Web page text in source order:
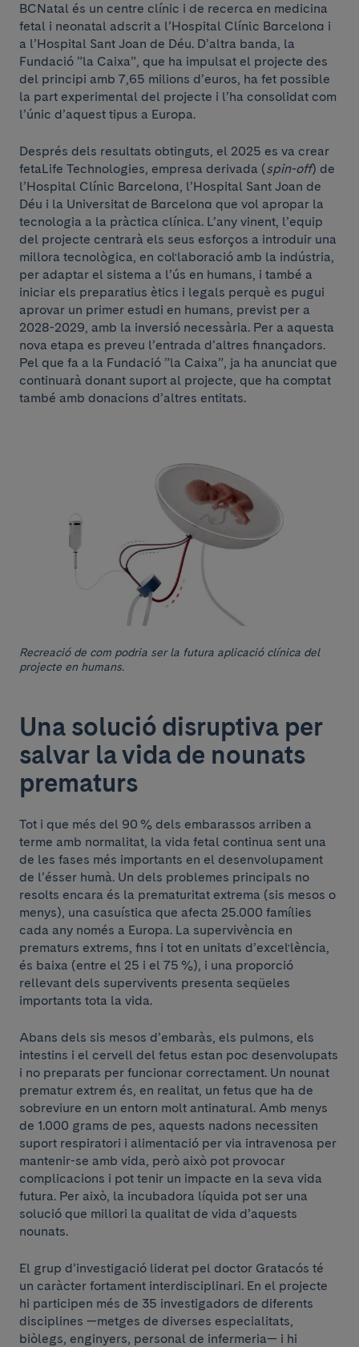
BCNatal és un centre clínic i de recerca en medicina
fetal i neonatal adscrit a l’Hospital Clínic Barcelona i
a l’Hospital Sant Joan de Déu. D’altra banda, la
Fundació ”la Caixa”, que ha impulsat el projecte des
del principi amb 7,65 milions d’euros, ha fet possible
la part experimental del projecte i l’ha consolidat com
l’únic d’aquest tipus a Europa.
Després dels resultats obtinguts, el 2025 es va crear
fetaLife Technologies, empresa derivada (spin-off) de
l’Hospital Clínic Barcelona, l’Hospital Sant Joan de
Déu i la Universitat de Barcelona que vol apropar la
tecnologia a la pràctica clínica. L’any vinent, l’equip
del projecte centrarà els seus esforços a introduir una
millora tecnològica, en col·laboració amb la indústria,
per adaptar el sistema a l’ús en humans, i també a
iniciar els preparatius ètics i legals perquè es pugui
aprovar un primer estudi en humans, previst per a
2028-2029, amb la inversió necessària. Per a aquesta
nova etapa es preveu l’entrada d’altres finançadors.
Pel que fa a la Fundació ”la Caixa”, ja ha anunciat que
continuarà donant suport al projecte, que ha comptat
també amb donacions d’altres entitats.
Recreació de com podria ser la futura aplicació clínica del
projecte en humans.
Una solució disruptiva per
salvar la vida de nounats
prematurs
Tot i que més del 90 % dels embarassos arriben a
terme amb normalitat, la vida fetal continua sent una
de les fases més importants en el desenvolupament
de l’ésser humà. Un dels problemes principals no
resolts encara és la prematuritat extrema (sis mesos o
menys), una casuística que afecta 25.000 famílies
cada any només a Europa. La supervivència en
prematurs extrems, fins i tot en unitats d’excel·lència,
és baixa (entre el 25 i el 75 %), i una proporció
rellevant dels supervivents presenta seqüeles
importants tota la vida.
Abans dels sis mesos d’embaràs, els pulmons, els
intestins i el cervell del fetus estan poc desenvolupats
i no preparats per funcionar correctament. Un nounat
prematur extrem és, en realitat, un fetus que ha de
sobreviure en un entorn molt antinatural. Amb menys
de 1.000 grams de pes, aquests nadons necessiten
suport respiratori i alimentació per via intravenosa per
mantenir-se amb vida, però això pot provocar
complicacions i pot tenir un impacte en la seva vida
futura. Per això, la incubadora líquida pot ser una
solució que millori la qualitat de vida d’aquests
nounats.
El grup d’investigació liderat pel doctor Gratacós té
un caràcter fortament interdisciplinari. En el projecte
hi participen més de 35 investigadors de diferents
disciplines —metges de diverses especialitats,
biòlegs, enginyers, personal de infermeria— i hi